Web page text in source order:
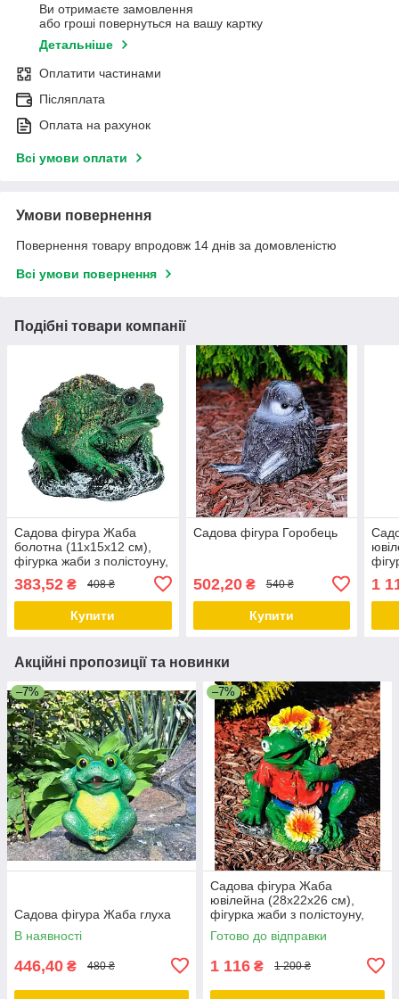
Ви отримаєте замовлення
або гроші повернуться на вашу картку
Детальніше
Оплатити частинами
Післяплата
Оплата на рахунок
Всі умови оплати
Умови повернення
Повернення товару впродовж 14 днів за домовленістю
Всі умови повернення
Подібні товари компанії
Садова фігура Жаба
болотна (11х15х12 см),
фігурка жаби з полістоуну,
садові статуетки, садово-
паркові фігури
383,52 ₴ 408 ₴
Купити
Садова фігура Горобець
502,20₴ 540 ₴
Купити
1
Акційні пропозиції та новинки
–7%
Садова фігура Жаба глуха
В наявності
446,40 ₴ 480 ₴
–7%
Садова фігура Жаба
ювілейна (28х22х26 см),
фігурка жаби з полістоуну,
садові статуетки, садово-
паркові фігури
Готово до відправки
1 116 ₴ 1 200 ₴